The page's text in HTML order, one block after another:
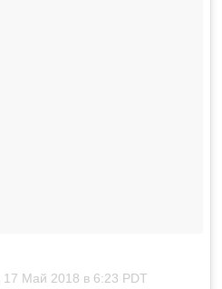
17 Май 2018 в 6:23 PDT